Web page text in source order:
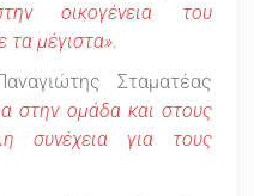
οικογένεια του
τα μέγιστα».
Σταματέας
στην ομάδα και στους
συνέχεια για τους